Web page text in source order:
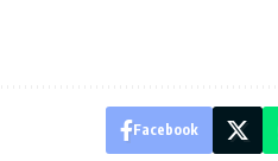
Facebook